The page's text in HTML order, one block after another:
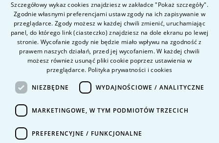
Nauka i badania
Intranet
Pytania i odpowiedzi
Kontakt
Kariera na uczelni
Dane Osobowe
ENGLISH
Szczegółowy wykaz cookies znajdziesz w zakładce "Pokaż szczegóły".
Zgodnie własnymi preferencjami ustaw zgody na ich zapisywanie w
przeglądarce. Zgody możesz w każdej chwili zmienić, uruchamiając
panel, do którego link (ciasteczko) znajdziesz na dole ekranu po lewej
stronie. Wycofanie zgody nie będzie miało wpływu na zgodność z
prawem naszych działań, przed jej wycofaniem. W każdej chwili
możesz również usunąć pliki cookie poprzez ustawienia w
przeglądarce. Polityka prywatności i cookies
NIEZBĘDNE WYDAJNOŚCIOWE / ANALITYCZNE
MARKETINGOWE, W TYM PODMIOTÓW TRZECICH
PREFERENCYJNE / FUNKCJONALNE